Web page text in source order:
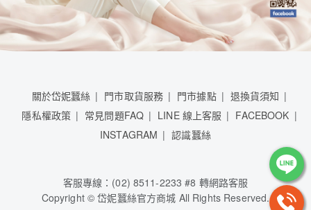
關於岱妮蠶絲 門市取貨服務 門市據點
退換貨須知
隱私權政策
常見問題FAQ LINE 線上客服
FACEBOOK
INSTAGRAM
認識蠶絲
客服專線：(02) 8511-2233 #8 轉網路客服
Copyright © 岱妮蠶絲官方商城 All Rights Reserved.